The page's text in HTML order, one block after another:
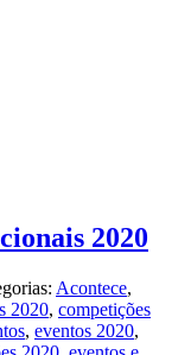
2020
Acontece,
2020, competições
, eventos 2020,